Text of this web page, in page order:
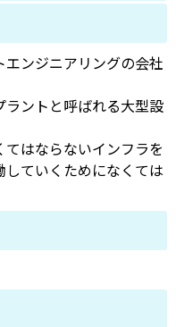
ンジニアリングの会社
ントと呼ばれる大型設
はならないインフラを
ていくためになくては